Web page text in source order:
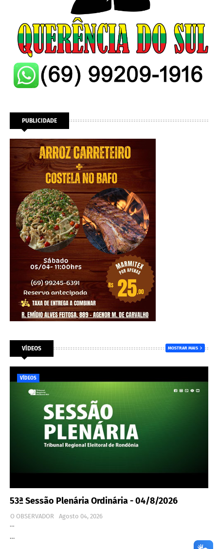
PUBLICIDADE
VÍDEOS MOSTRAR MAIS
VÍDEOS
53ª Sessão Plenária Ordinária - 04/8/2026
O OBSERVADOR
Agosto 04, 2026
…
…